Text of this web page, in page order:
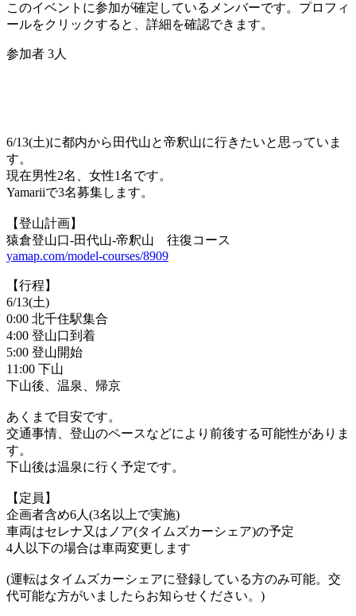
このイベントに参加が確定しているメンバーです。プロフィ
ールをクリックすると、詳細を確認できます。
参加者 3人
6/13(土)に都内から田代山と帝釈山に行きたいと思っていま
す。
現在男性2名、女性1名です。
Yamariiで3名募集します。
【登山計画】
猿倉登山口-田代山-帝釈山 往復コース
yamap.com/model-courses/8909
【行程】
6/13(土)
0:00 北千住駅集合
4:00 登山口到着
5:00 登山開始
11:00 下山
下山後、温泉、帰京
あくまで目安です。
交通事情、登山のペースなどにより前後する可能性がありま
す。
下山後は温泉に行く予定です。
【定員】
企画者含め6人(3名以上で実施)
車両はセレナ又はノア(タイムズカーシェア)の予定
4人以下の場合は車両変更します
(運転はタイムズカーシェアに登録している方のみ可能。交
代可能な方がいましたらお知らせください。)